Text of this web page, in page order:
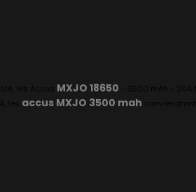
les Accus MXJO 18650 - 3500 mAh - 20A
les accus MXJO 3500 mah